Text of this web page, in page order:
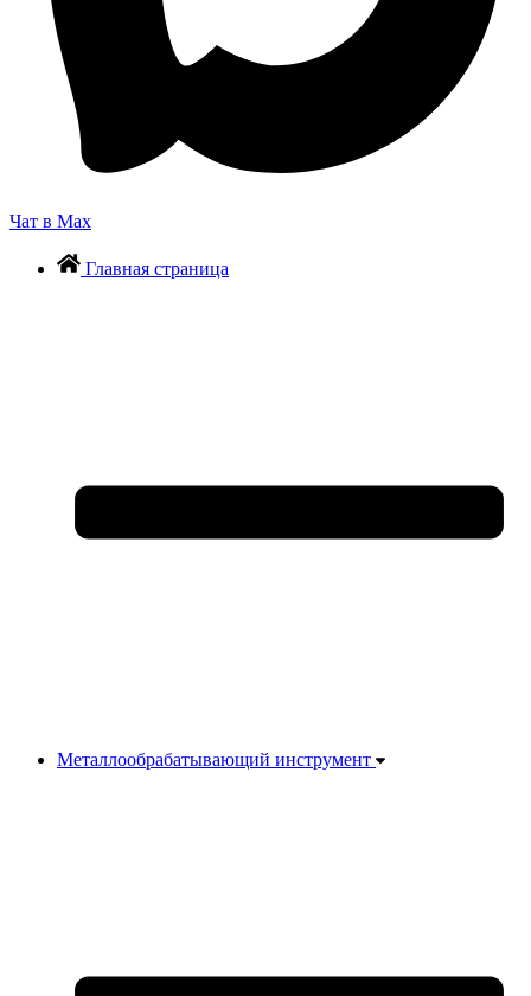
Чат в Max
Главная страница
Металлообрабатывающий инструмент